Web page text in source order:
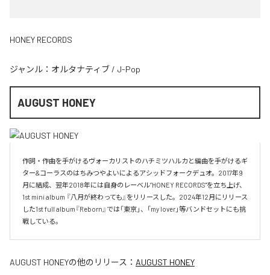
HONEY RECORDS
ジャンル： オルタナティブ / J-Pop
AUGUST HONEY
作詞・作曲を手がけるヴォーカリストのハチミツハルカと編曲を手がけるギ
ター&コーラスのはちみつやよいによるアシッドフォークデュオ。2017年9
月に結成、翌年2018年には自身のレーベル”HONEY RECORDS"を立ち上げ、
1st mini album 『八月が終わっても』をリリースした。2024年12月にリリース
した1st full album『Reborn』では「東京」、「my lover」等バンドセットにも挑
戦している。
AUGUST HONEYの他のリリース： AUGUST HONEY